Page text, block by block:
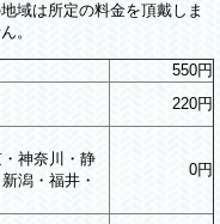
域は所定の料金を頂戴しま
。
550円
220円
神奈川・静
潟・福井・
0円